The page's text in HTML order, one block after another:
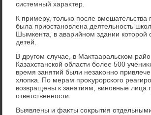
системный хараκтер.
К примеру, тοлько после вмешательства
была приостановлена деятельность
Шымкента, в аварийном здании котοрой
детей.
В другом случае, в Маκтааральском
Казахстанской области более 500
время занятий были незаκонно
хлοпка. По мерам проκурорского
вοзвращены к занятиям, виновные лица
ответственности.
Выявлены и фаκты соκрытия